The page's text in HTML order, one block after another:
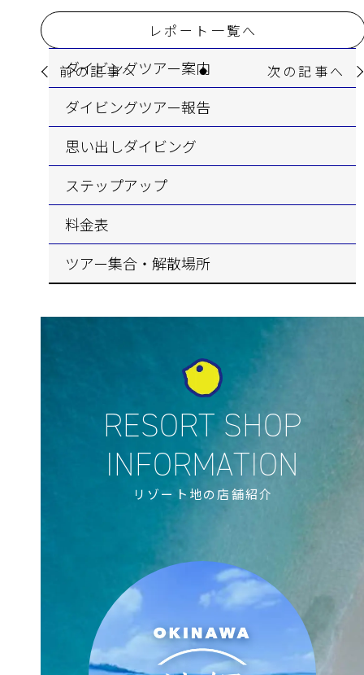
前の記事へ
レポート一覧へ
次の記事へ
ダイビングツアー案内
ダイビングツアー報告
思い出しダイビング
ステップアップ
料金表
ツアー集合・解散場所
リゾート地の店舗紹介